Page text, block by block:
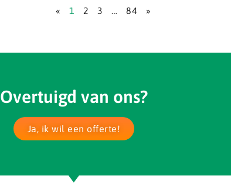
« 1 2 3 … 84 »
Overtuigd van ons?
Ja, ik wil een offerte!